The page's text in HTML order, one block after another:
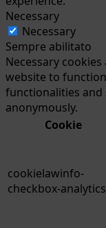
Necessary
Necessary
Sempre abilitato
Necessary
website to
functionalities and
anonymously.
Cookie
cookielawinfo-
checkbox-analytics